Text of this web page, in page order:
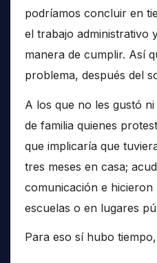
podríamos concluir en
el trabajo administrativo
manera de cumplir. Así
problema, después del
A los que no les gustó
de familia quienes
que implicaría que
tres meses en casa;
comunicación e
escuelas o en lugares
Para eso sí hubo